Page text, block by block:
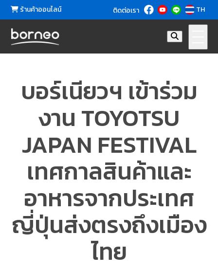
ร้านค้าออนไลน์ ติดต่อเรา TH
บอร์เนียวฯ เข้าร่วม
งาน TOYOTSU
JAPAN FESTIVAL
เทศกาลสินค้าและ
อาหารจากประเทศ
ญี่ปุ่นส่งตรงถึงเมือง
ไทย